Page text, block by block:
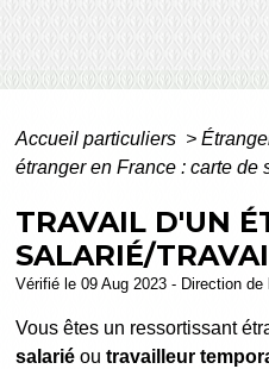
Accueil particuliers >
étranger en France : carte
TRAVAIL D'UN
SALARIÉ/
Vérifié le 09 Aug 2023 - Direction
Vous êtes un ressortissant
salarié outravailleur